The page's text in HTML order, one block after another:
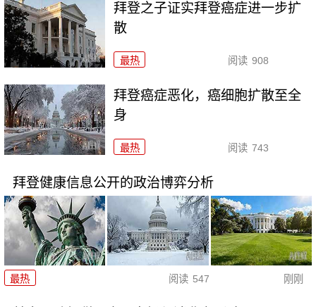
拜登之子证实拜登癌症进一步扩
散
最热 阅读 908
拜登癌症恶化，癌细胞扩散至全
身
最热 阅读 743
拜登健康信息公开的政治博弈分析
最热 阅读 547 刚刚